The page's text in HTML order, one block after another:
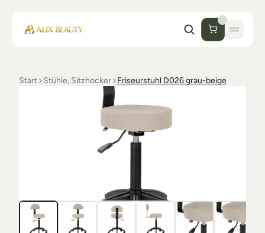
Start
Desinfektion
Alix Beauty
Ästhetik
Contact
FAQs
Support
Start Stühle, Sitzhocker Friseurstuhl D026 grau-beige